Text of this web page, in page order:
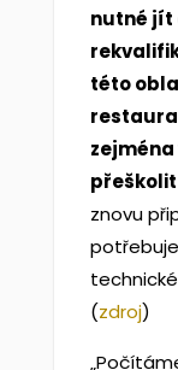
nutné jít
této
zejména
znovu
(zdroj)